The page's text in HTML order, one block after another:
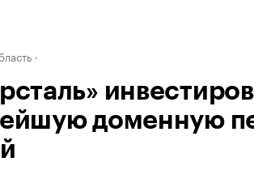
доменную